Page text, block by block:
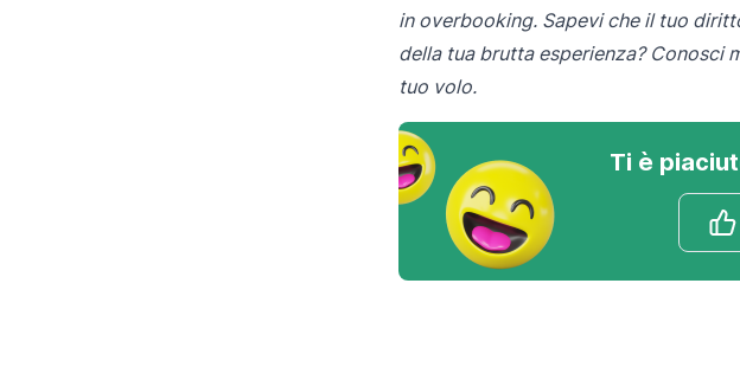
in overbooking. Sapevi che il tuo
della tua brutta esperienza? Conosci
tuo volo.
Ti è